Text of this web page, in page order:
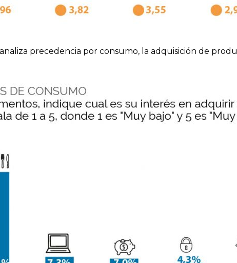
precedencia por consumo, la adquisición de